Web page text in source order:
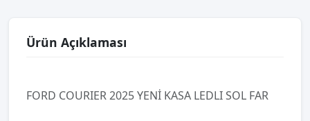
Ürün Açıklaması
FORD COURIER 2025 YENİ KASA LEDLI SOL FAR